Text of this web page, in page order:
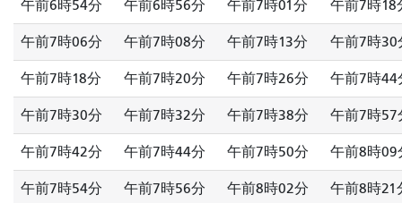
午前6時54分 午前6時56分 午前7時01分 午前7時18
午前7時06分 午前7時08分 午前7時13分 午前7時30
午前7時18分 午前7時20分 午前7時26分 午前7時44
午前7時30分 午前7時32分 午前7時38分 午前7時57
午前7時42分 午前7時44分 午前7時50分 午前8時09
午前7時54分 午前7時56分 午前8時02分 午前8時21